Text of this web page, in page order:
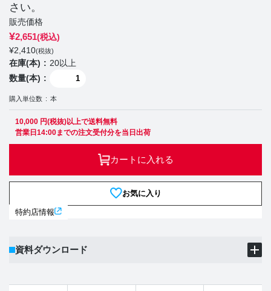
さい。
販売価格
¥2,651(税込)
¥2,410(税抜)
在庫(本)
20以上
数量(本)
購入単位数 本
10,000 円(税抜)以上で送料無料
営業日14:00までの注文受付分を当日出荷
カートに入れる
お気に入り
特約店情報
資料ダウンロード